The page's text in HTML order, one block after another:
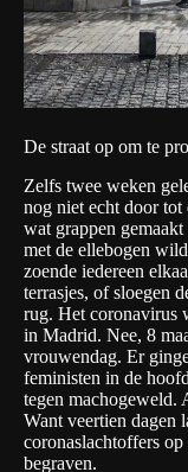
De straat op om te
Zelfs twee weken
nog niet echt door
wat grappen
met de ellebogen
zoende iedereen
terrasjes, of sloegen
rug. Het coronavirus
in Madrid. Nee, 8
vrouwendag. Er
feministen in de
tegen machogeweld.
Want veertien dagen
coronaslachtoffers
begraven.